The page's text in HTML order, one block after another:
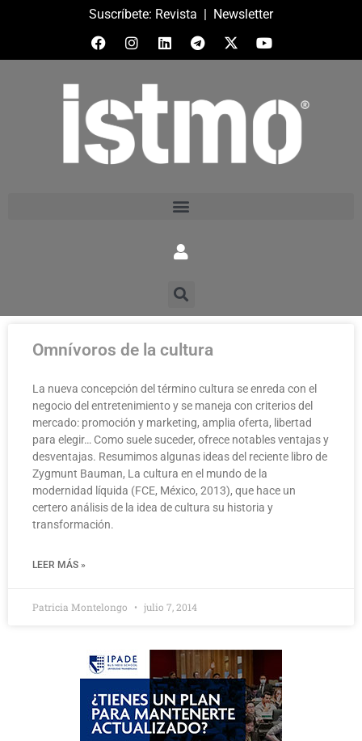
Suscríbete: Revista | Newsletter
Omnívoros de la cultura
La nueva concepción del término cultura se enreda con el
negocio del entretenimiento y se maneja con criterios del
mercado: promoción y marketing, amplia oferta, libertad
para elegir… Como suele suceder, ofrece notables ventajas y
desventajas. Resumimos algunas ideas del reciente libro de
Zygmunt Bauman, La cultura en el mundo de la
modernidad líquida (FCE, México, 2013), que hace un
certero análisis de la idea de cultura su historia y
transformación.
LEER MÁS »
Patricia Montelongo julio 7, 2014